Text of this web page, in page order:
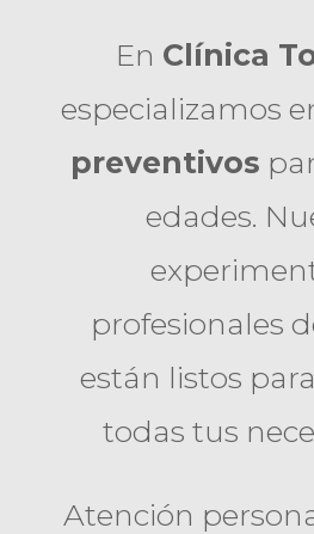
En Clínica
especializamos
preventivos
edades.
profesionales
están listos
todas tus
Atención